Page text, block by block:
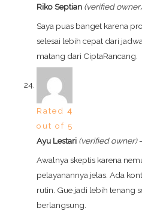
Riko Septian (verified
Saya puas banget karena
selesai lebih cepat dari
matang dari CiptaRancang.
Rated4
out of 5
Ayu Lestari (verified owner)
Awalnya skeptis karena
pelayanannya jelas. Ada
rutin. Gue jadi lebih tenang
berlangsung.